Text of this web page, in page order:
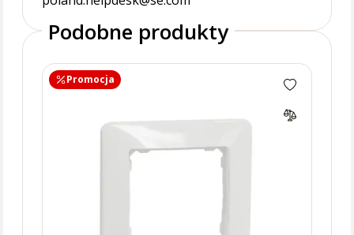
Podobne produkty
Promocja